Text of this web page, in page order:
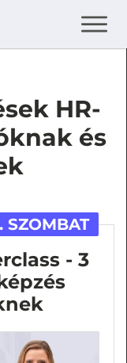
HR-
és
SZOMBAT
- 3